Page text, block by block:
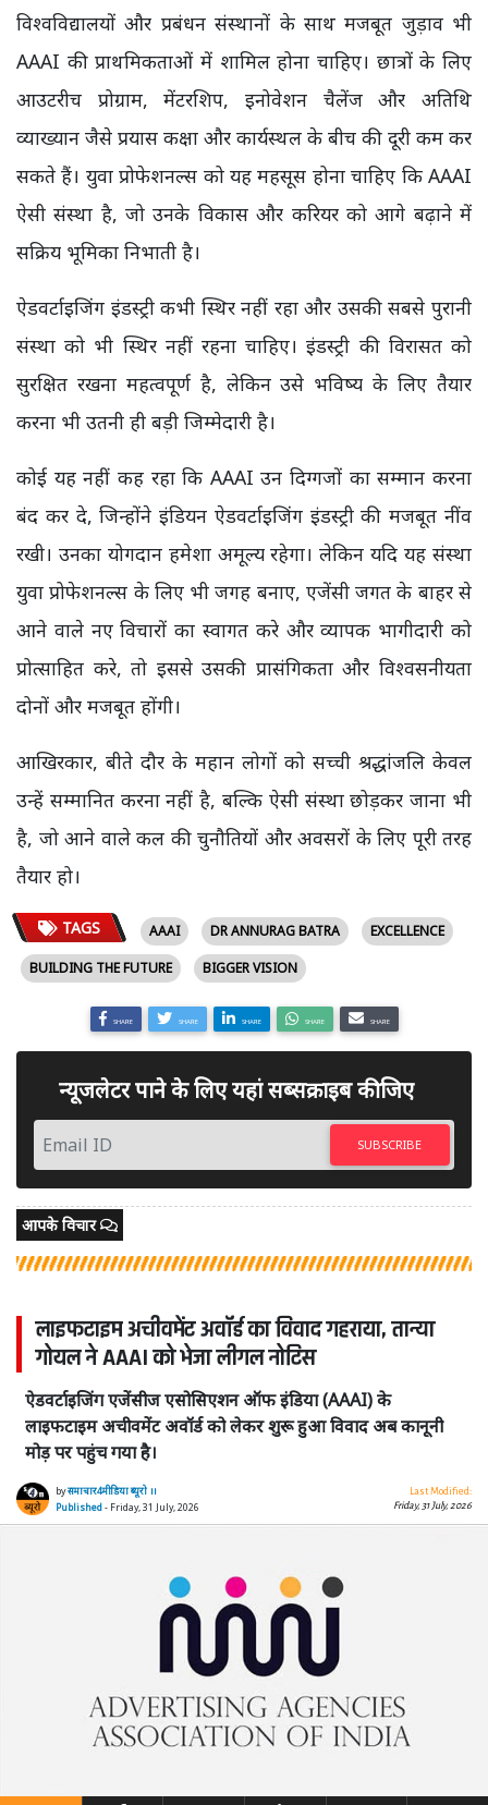
विश्वविद्यालयों और प्रबंधन संस्थानों के साथ मजबूत जुड़ाव भी
AAAI की प्राथमिकताओं में शामिल होना चाहिए। छात्रों के लिए
आउटरीच प्रोग्राम, मेंटरशिप, इनोवेशन चैलेंज और अतिथि
व्याख्यान जैसे प्रयास कक्षा और कार्यस्थल के बीच की दूरी कम कर
सकते हैं। युवा प्रोफेशनल्स को यह महसूस होना चाहिए कि AAAI
ऐसी संस्था है, जो उनके विकास और करियर को आगे बढ़ाने में
सक्रिय भूमिका निभाती है।
ऐडवर्टाइजिंग इंडस्ट्री कभी स्थिर नहीं रहा और उसकी सबसे पुरानी
संस्था को भी स्थिर नहीं रहना चाहिए। इंडस्ट्री की विरासत को
सुरक्षित रखना महत्वपूर्ण है, लेकिन उसे भविष्य के लिए तैयार
करना भी उतनी ही बड़ी जिम्मेदारी है।
कोई यह नहीं कह रहा कि AAAI उन दिग्गजों का सम्मान करना
बंद कर दे, जिन्होंने इंडियन ऐडवर्टाइजिंग इंडस्ट्री की मजबूत नींव
रखी। उनका योगदान हमेशा अमूल्य रहेगा। लेकिन यदि यह संस्था
युवा प्रोफेशनल्स के लिए भी जगह बनाए, एजेंसी जगत के बाहर से
आने वाले नए विचारों का स्वागत करे और व्यापक भागीदारी को
प्रोत्साहित करे, तो इससे उसकी प्रासंगिकता और विश्वसनीयता
दोनों और मजबूत होंगी।
आखिरकार, बीते दौर के महान लोगों को सच्ची श्रद्धांजलि केवल
उन्हें सम्मानित करना नहीं है, बल्कि ऐसी संस्था छोड़कर जाना भी
है, जो आने वाले कल की चुनौतियों और अवसरों के लिए पूरी तरह
तैयार हो।
TAGS AAAI DR ANNURAG BATRA
EXCELLENCE
BUILDING THE FUTURE
BIGGER VISION
SHARE SHARE SHARE SHARE SHARE
न्यूजलेटर पाने के लिए यहां सब्सक्राइब कीजिए
SUBSCRIBE
आपके विचार
लाइफटाइम अचीवमेंट अवॉर्ड का विवाद गहराया, तान्या
गोयल ने AAAI को भेजा लीगल नोटिस
ऐडवर्टाइजिंग एजेंसीज एसोसिएशन ऑफ इंडिया (AAAI) के
लाइफटाइम अचीवमेंट अवॉर्ड को लेकर शुरू हुआ विवाद अब कानूनी
मोड़ पर पहुंच गया है।
byसमाचार4मीडिया ब्यूरो ।।
Published- Friday, 31 July, 2026
Last Modified:
Friday, 31 July, 2026